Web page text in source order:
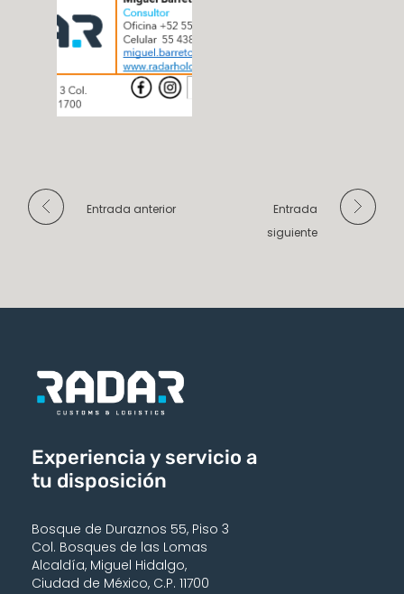
Entrada anterior
Entrada
siguiente
Experiencia y servicio a
tu disposición
Bosque de Duraznos 55, Piso 3
Col. Bosques de las Lomas
Alcaldía, Miguel Hidalgo,
Ciudad de México, C.P. 11700